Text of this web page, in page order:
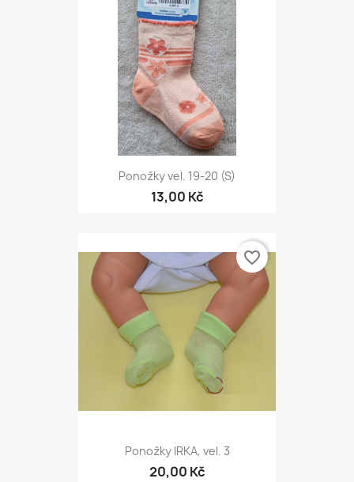
Ponožky vel. 19-20 (S)
13,00 Kč
Ponožky IRKA, vel. 3
20,00 Kč
favorite_border